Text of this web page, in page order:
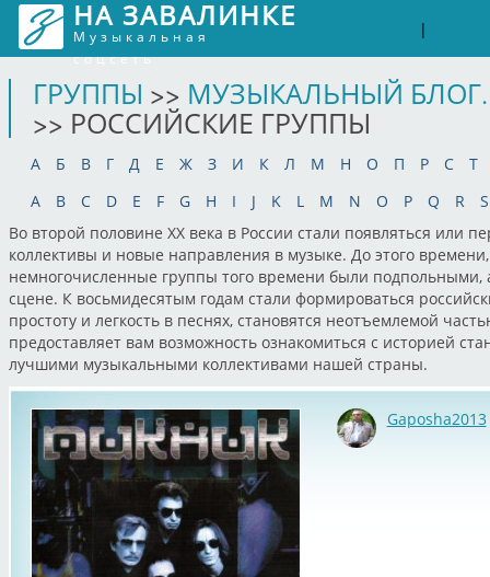
НА ЗАВАЛИНКЕ
Музыкальная
соцсеть
|
ГРУППЫ >> МУЗЫКАЛЬНЫЙ
>> РОССИЙСКИЕ ГРУППЫ
А Б В Г Д Е Ж З И К Л М Н О П Р С
Т
A
B C D E F G H I J K L M N O P Q R
S
Во второй половине XX века в России стали появляться или
коллективы и новые направления в музыке. До этого
немногочисленные группы того времени были
сцене. К восьмидесятым годам стали формироваться
простоту и легкость в песнях, становятся неотъемлемой
предоставляет вам возможность ознакомиться с историей
лучшими музыкальными коллективами нашей страны.
Gaposha2013